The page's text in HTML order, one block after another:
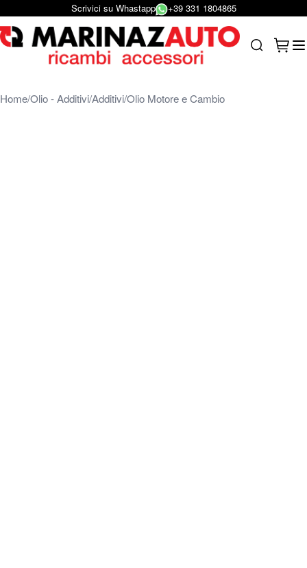
Salta al contenutoScrivici su Whastapp +39 331 1804865
HomeOlio - AdditiviAdditiviOlio Motore e Cambio